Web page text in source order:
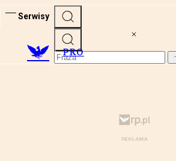
Serwisy
PRO